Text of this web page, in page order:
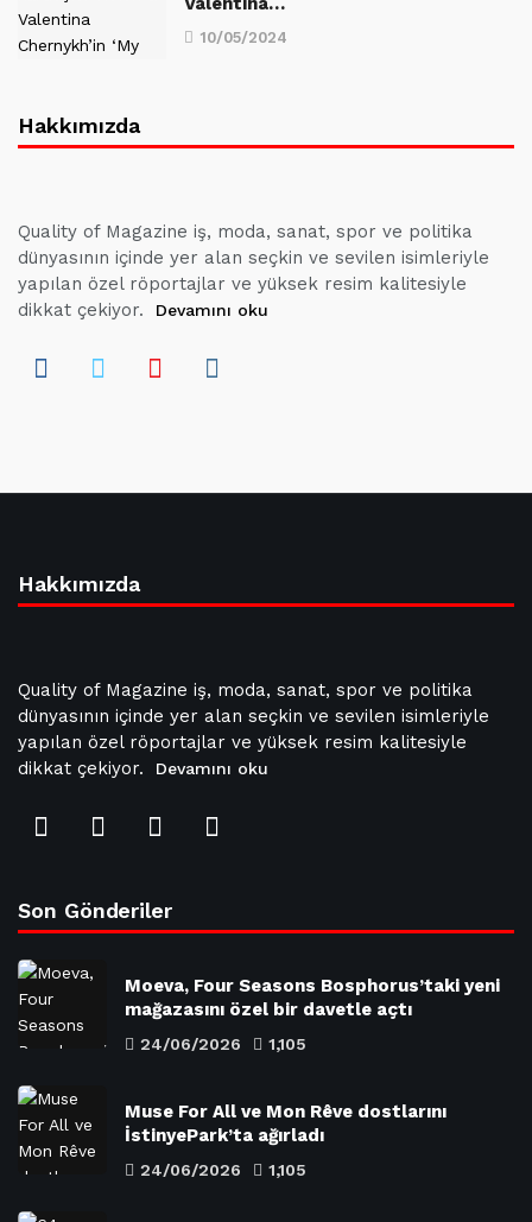
10/05/2024
Hakkımızda
Quality of Magazine iş, moda, sanat, spor ve politika
dünyasının içinde yer alan seçkin ve sevilen isimleriyle
yapılan özel röportajlar ve yüksek resim kalitesiyle
dikkat çekiyor.
Devamını oku
Hakkımızda
Quality of Magazine iş, moda, sanat, spor ve politika
dünyasının içinde yer alan seçkin ve sevilen isimleriyle
yapılan özel röportajlar ve yüksek resim kalitesiyle
dikkat çekiyor.
Devamını oku
Son Gönderiler
Moeva, Four Seasons Bosphorus’taki yeni
mağazasını özel bir davetle açtı
24/06/2026 1,105
Muse For All ve Mon Rêve dostlarını
İstinyePark’ta ağırladı
24/06/2026 1,105